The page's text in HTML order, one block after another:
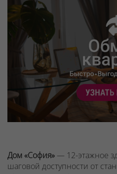
Дом «София» — 12-этажное
шаговой доступности от